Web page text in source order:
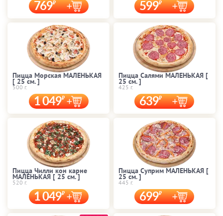
769 599
Пицца Морская МАЛЕНЬКАЯ
[ 25 cм. ]
500 г.
1 049
Пицца Салями МАЛЕНЬКАЯ [
25 cм. ]
425 г.
639
Пицца Чилли кон карне
МАЛЕНЬКАЯ [ 25 cм. ]
520 г.
1 049
Пицца Суприм МАЛЕНЬКАЯ [
25 cм. ]
445 г.
699